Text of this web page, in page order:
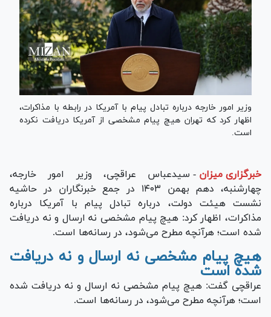
وزیر امور خارجه درباره تبادل پیام با آمریکا در رابطه با مذاکرات،
اظهار کرد که تهران هیچ پیام مشخصی از آمریکا دریافت نکرده
است.
خبرگزاری میزان - سیدعباس عراقچی، وزیر امور خارجه،
چهارشنبه، دهم بهمن ۱۴۰۳ در جمع خبرنگاران در حاشیه
نشست هیئت دولت، درباره تبادل پیام با آمریکا درباره
مذاکرات، اظهار کرد: هیچ پیام مشخصی نه ارسال و نه دریافت
شده است؛ هرآنچه مطرح می‌شود، در رسانه‌ها است.
هیچ پیام مشخصی نه ارسال و نه دریافت
شده است
عراقچی گفت: هیچ پیام مشخصی نه ارسال و نه دریافت شده
است؛ هرآنچه مطرح می‌شود، در رسانه‌ها است.